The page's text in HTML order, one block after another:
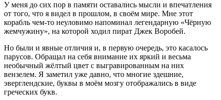
У меня до сих пор в памяти оставались мысли и впечатления
от того, что я видел в прошлом, в своём мире. Мне этот
корабль чем-то неуловимо напоминал легендарную «Чёрную
жемчужину», на которой ходил пират Джек Воробей.
Но были и явные отличия и, в первую очередь, это касалось
парусов. Обращал на себя внимание их яркий и весьма
необычный жёлтый цвет с выгравированным на них
вензелем. Я заметил уже давно, что многие здешние,
эверглендские, буквы в моём мозгу отображались в виде
греческих букв.